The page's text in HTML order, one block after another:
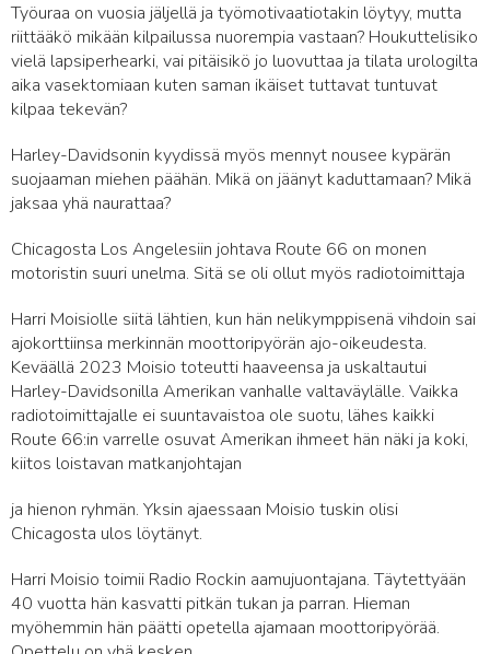
Työuraa on vuosia jäljellä ja työmotivaatiotakin löytyy, mutta
riittääkö mikään kilpailussa nuorempia vastaan? Houkuttelisiko
vielä lapsiperhearki, vai pitäisikö jo luovuttaa ja tilata urologilta
aika vasektomiaan kuten saman ikäiset tuttavat tuntuvat
kilpaa tekevän?
Harley-Davidsonin kyydissä myös mennyt nousee kypärän
suojaaman miehen päähän. Mikä on jäänyt kaduttamaan? Mikä
jaksaa yhä naurattaa?
Chicagosta Los Angelesiin johtava Route 66 on monen
motoristin suuri unelma. Sitä se oli ollut myös radiotoimittaja
Harri Moisiolle siitä lähtien, kun hän nelikymppisenä vihdoin sai
ajokorttiinsa merkinnän moottoripyörän ajo-oikeudesta.
Keväällä 2023 Moisio toteutti haaveensa ja uskaltautui
Harley-Davidsonilla Amerikan vanhalle valtaväylälle. Vaikka
radiotoimittajalle ei suuntavaistoa ole suotu, lähes kaikki
Route 66:in varrelle osuvat Amerikan ihmeet hän näki ja koki,
kiitos loistavan matkanjohtajan
ja hienon ryhmän. Yksin ajaessaan Moisio tuskin olisi
Chicagosta ulos löytänyt.
Harri Moisio toimii Radio Rockin aamujuontajana. Täytettyään
40 vuotta hän kasvatti pitkän tukan ja parran. Hieman
myöhemmin hän päätti opetella ajamaan moottoripyörää.